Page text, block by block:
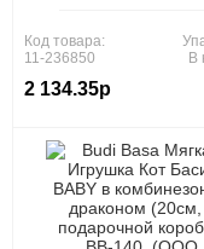
Код товара:
11-236850
2 134.35р
В